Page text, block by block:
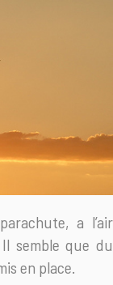
a l’air
semble que du
en place.